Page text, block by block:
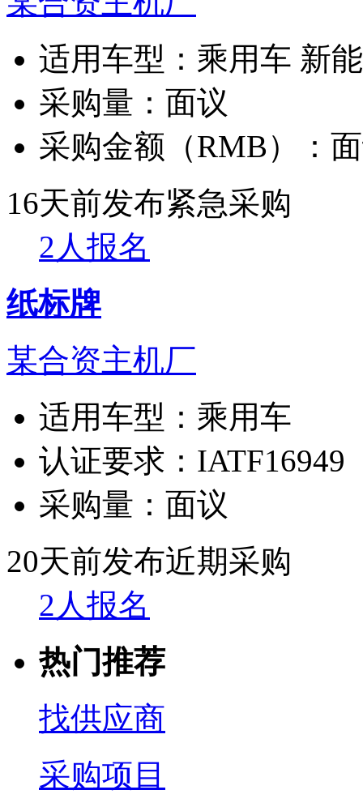
适用车型： 乘用车 新
采购量： 面议
采购金额（RMB）：
16天前发布紧急采购
2人报名
纸标牌
某合资主机厂
适用车型： 乘用车
认证要求： IATF16949
采购量： 面议
20天前发布近期采购
2人报名
热门推荐
找供应商
采购项目